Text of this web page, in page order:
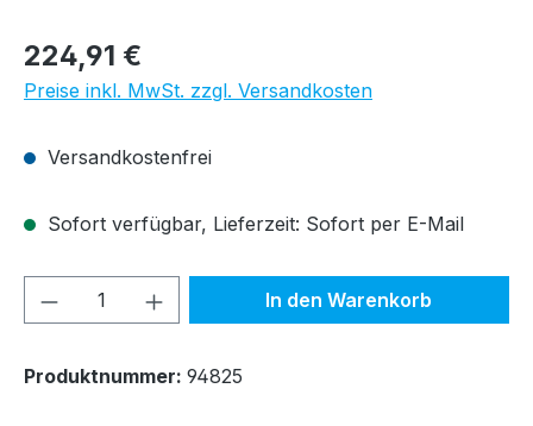
Regulärer Preis:
224,91 €
Preise inkl. MwSt. zzgl. Versandkosten
Versandkostenfrei
Sofort verfügbar, Lieferzeit: Sofort per E-Mail
Produkt Anzahl: Gib denIn den Warenkorb
Produktnummer: 94825